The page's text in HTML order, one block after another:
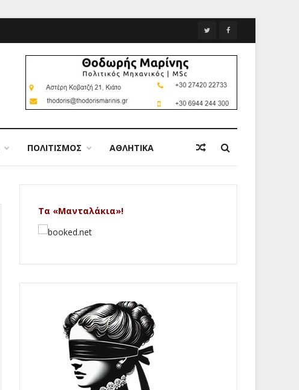
ΠΟΛΙΤΙΣΜΟΣ ΑΘΛΗΤΙΚΑ
Τα «Μανταλάκια»!